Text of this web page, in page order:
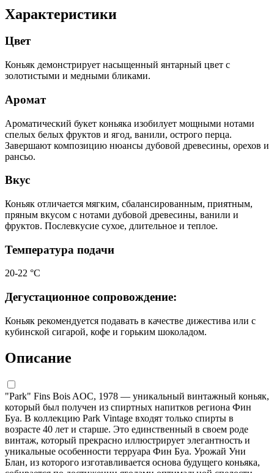
Характеристики
Цвет
Коньяк демонстрирует насыщенный янтарный цвет с
золотистыми и медными бликами.
Аромат
Ароматический букет коньяка изобилует мощными нотами
спелых белых фруктов и ягод, ванили, острого перца.
Завершают композицию нюансы дубовой древесины, орехов и
рансьо.
Вкус
Коньяк отличается мягким, сбалансированным, приятным,
пряным вкусом с нотами дубовой древесины, ванили и
фруктов. Послевкусие сухое, длительное и теплое.
Температура подачи
20-22 °С
Дегустационное сопровождение:
Коньяк рекомендуется подавать в качестве дижестива или с
кубинской сигарой, кофе и горьким шоколадом.
Описание
"Park" Fins Bois AOC, 1978 — уникальный винтажный коньяк,
который был получен из спиртных напитков региона Фин
Буа. В коллекцию Park Vintage входят только спирты в
возрасте 40 лет и старше. Это единственный в своем роде
винтаж, который прекрасно иллюстрирует элегантность и
уникальные особенности терруара Фин Буа. Урожай Уни
Блан, из которого изготавливается основа будущего коньяка,